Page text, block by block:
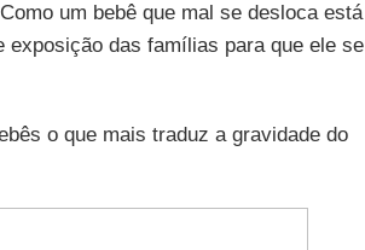
um bebê que mal se desloca está
das famílias para que ele se
o que mais traduz a gravidade do